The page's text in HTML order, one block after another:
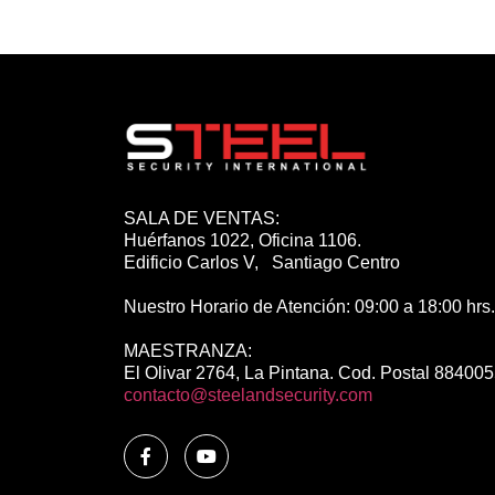
SALA DE VENTAS:
Huérfanos 1022, Oficina 1106.
Edificio Carlos V, Santiago Centro
Nuestro Horario de Atención: 09:00 a 18:00 hrs.
MAESTRANZA:
El Olivar 2764, La Pintana. Cod. Postal
contacto@steelandsecurity.com